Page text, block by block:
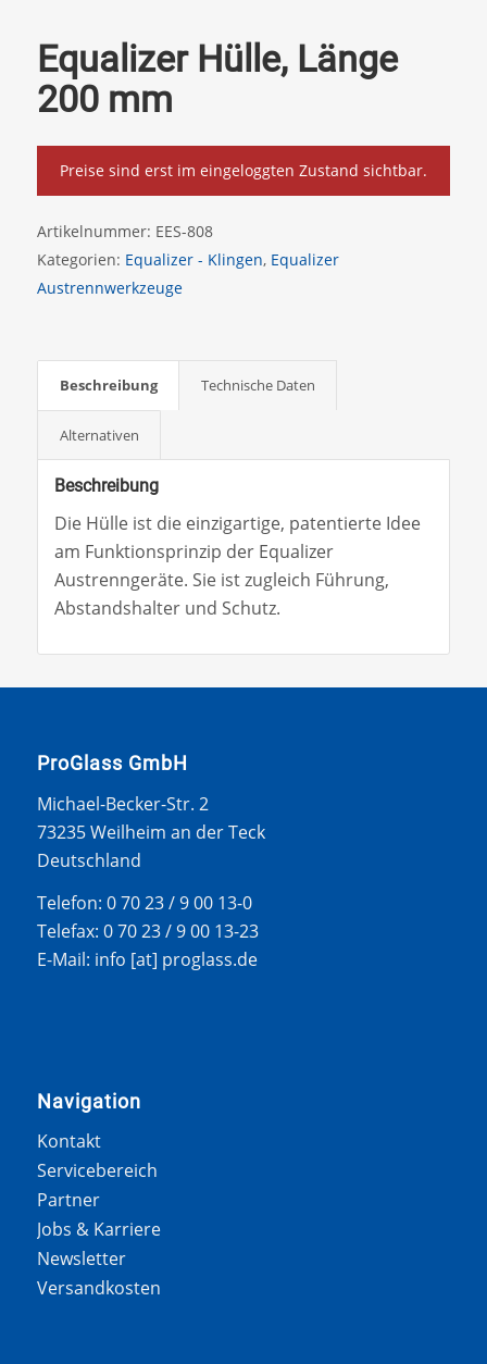
Equalizer Hülle, Länge
200 mm
Preise sind erst im eingeloggten Zustand sichtbar.
Artikelnummer: EES-808
Kategorien: Equalizer - Klingen, Equalizer
Austrennwerkzeuge
Beschreibung Technische Daten
Alternativen
Beschreibung
Die Hülle ist die einzigartige, patentierte Idee
am Funktionsprinzip der Equalizer
Austrenngeräte. Sie ist zugleich Führung,
Abstandshalter und Schutz.
ProGlass GmbH
Michael-Becker-Str. 2
73235 Weilheim an der Teck
Deutschland
Telefon: 0 70 23 / 9 00 13-0
Telefax: 0 70 23 / 9 00 13-23
E-Mail: info [at] proglass.de
Navigation
Kontakt
Servicebereich
Partner
Jobs & Karriere
Newsletter
Versandkosten